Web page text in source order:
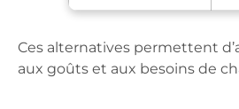
Ces alternatives permettent
aux goûts et aux besoins de